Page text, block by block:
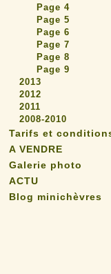
Page 4
Page 5
Page 6
Page 7
Page 8
Page 9
2013
2012
2011
2008-2010
Tarifs et
A VENDRE
Galerie photo
ACTU
Blog minichèvres